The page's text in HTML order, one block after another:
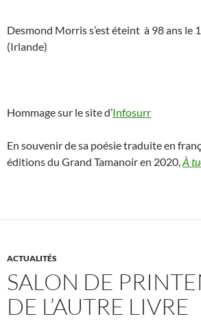
Desmond Morris s’est éteint à 98 ans le
(Irlande)
Hommage sur le site d’Infosurr
En souvenir de sa poésie traduite en
éditions du Grand Tamanoir en 2020,À
ACTUALITÉS
SALON DE
DE L’AUTRE LIVRE